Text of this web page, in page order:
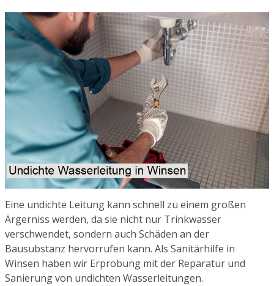
Eine undichte Leitung kann schnell zu einem großen
Ärgerniss werden, da sie nicht nur Trinkwasser
verschwendet, sondern auch Schäden an der
Bausubstanz hervorrufen kann. Als Sanitärhilfe in
Winsen haben wir Erprobung mit der Reparatur und
Sanierung von undichten Wasserleitungen.